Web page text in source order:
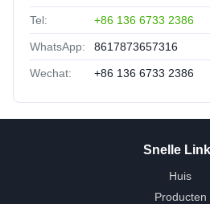
Tel: +86 136 6733 2386
WhatsApp: 8617873657316
Wechat: +86 136 6733 2386
Snelle
Huis
Producten